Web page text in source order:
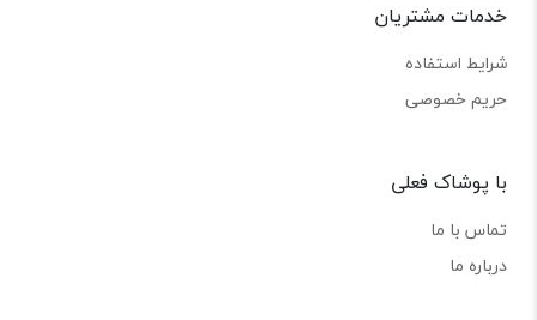
خدمات مشتریان
شرایط استفاده
حریم خصوصی
با پوشاک فعلی
تماس با ما
درباره ما